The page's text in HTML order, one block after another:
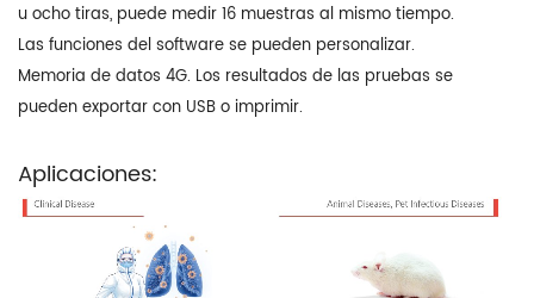
u ocho tiras, puede medir 16 muestras al mismo tiempo.
Las funciones del software se pueden personalizar.
Memoria de datos 4G. Los resultados de las pruebas se
pueden exportar con USB o imprimir.
Aplicaciones: